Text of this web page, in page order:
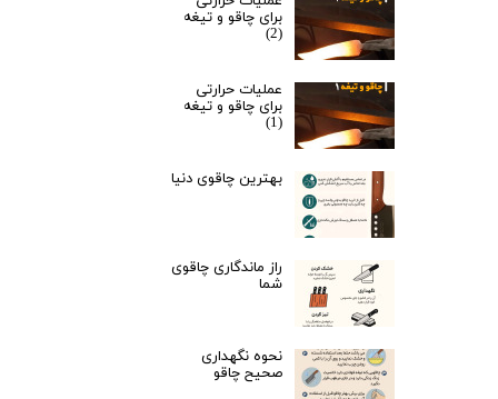
برای چاقو و تیغه
(2)
عملیات حرارتی
برای چاقو و تیغه
(1)
بهترین چاقوی دنیا
راز ماندگاری چاقوی
شما
نحوه نگهداری
صحیح چاقو